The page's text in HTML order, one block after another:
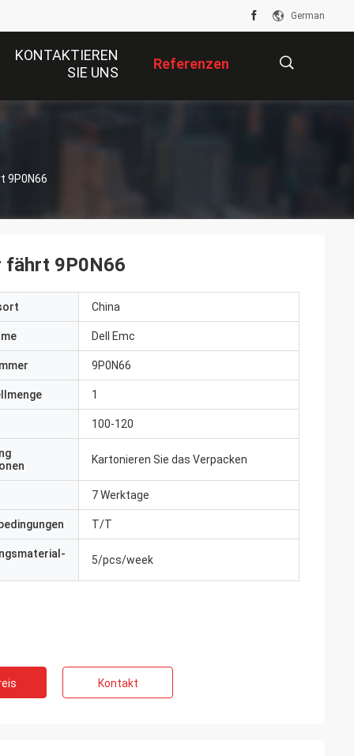
German
KONTAKTIEREN
SIE UNS
Referenzen
9P0N66
fährt 9P0N66
China
Dell Emc
9P0N66
1
100-120
Kartonieren Sie das Verpacken
7 Werktage
T/T
5/pcs/week
Kontakt